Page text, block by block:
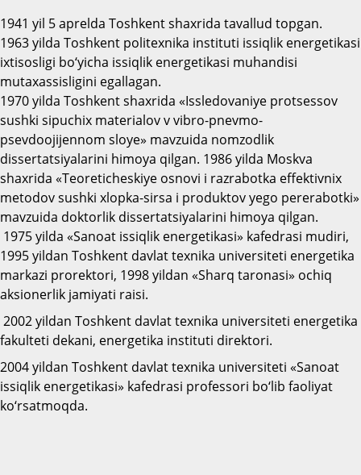
1941 yil 5 aprelda Toshkent shaxrida tavallud topgan.
1963 yilda Toshkent politexnika instituti issiqlik energetikasi
ixtisosligi bo‘yicha issiqlik energetikasi muhandisi
mutaxassisligini egallagan.
1970 yilda Toshkent shaxrida «Issledovaniye protsessov
sushki sipuchix materialov v vibro-pnevmo-
psevdoojijennom sloye» mavzuida nomzodlik
dissertatsiyalarini himoya qilgan. 1986 yilda Moskva
shaxrida «Teoreticheskiye osnovi i razrabotka effektivnix
metodov sushki xlopka-sirsa i produktov yego pererabotki»
mavzuida doktorlik dissertatsiyalarini himoya qilgan.
1975 yilda «Sanoat issiqlik energetikasi» kafedrasi mudiri,
1995 yildan Toshkent davlat texnika universiteti energetika
markazi prorektori, 1998 yildan «Sharq taronasi» ochiq
aksionerlik jamiyati raisi.
2002 yildan Toshkent davlat texnika universiteti energetika
fakulteti dekani, energetika instituti direktori.
2004 yildan Toshkent davlat texnika universiteti «Sanoat
issiqlik energetikasi» kafedrasi professori bo‘lib faoliyat
ko‘rsatmoqda.